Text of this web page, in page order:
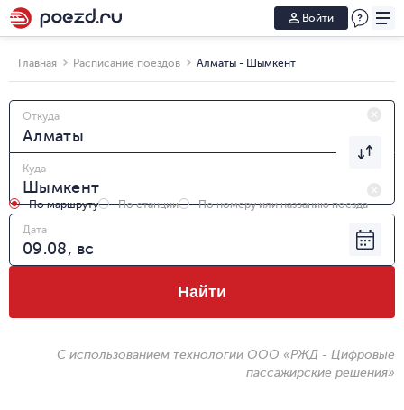
Войти
Главная Расписание поездов Алматы - Шымкент
Откуда
Куда
По маршруту По станции
По номеру или названию поезда
Дата
Найти
С использованием технологии ООО «РЖД - Цифровые
пассажирские решения»